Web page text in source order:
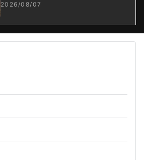
4%に
2026/08/07